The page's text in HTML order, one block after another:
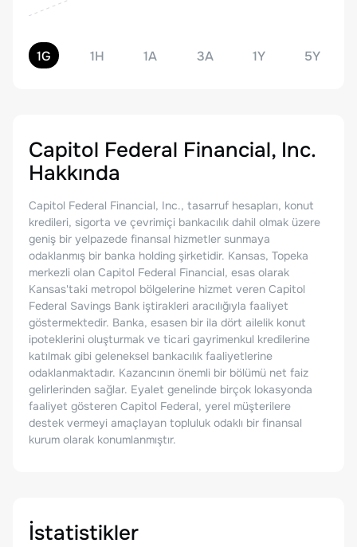
1G 1H 1A 3A 1Y 5Y
Capitol Federal Financial, Inc.
Hakkında
Capitol Federal Financial, Inc., tasarruf hesapları, konut
kredileri, sigorta ve çevrimiçi bankacılık dahil olmak üzere
geniş bir yelpazede finansal hizmetler sunmaya
odaklanmış bir banka holding şirketidir. Kansas, Topeka
merkezli olan Capitol Federal Financial, esas olarak
Kansas'taki metropol bölgelerine hizmet veren Capitol
Federal Savings Bank iştirakleri aracılığıyla faaliyet
göstermektedir. Banka, esasen bir ila dört ailelik konut
ipoteklerini oluşturmak ve ticari gayrimenkul kredilerine
katılmak gibi geleneksel bankacılık faaliyetlerine
odaklanmaktadır. Kazancının önemli bir bölümü net faiz
gelirlerinden sağlar. Eyalet genelinde birçok lokasyonda
faaliyet gösteren Capitol Federal, yerel müşterilere
destek vermeyi amaçlayan topluluk odaklı bir finansal
kurum olarak konumlanmıştır.
İstatistikler